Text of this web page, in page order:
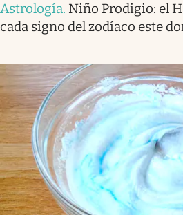
Astrología. Niño Prodigio: el
cada signo del zodíaco este